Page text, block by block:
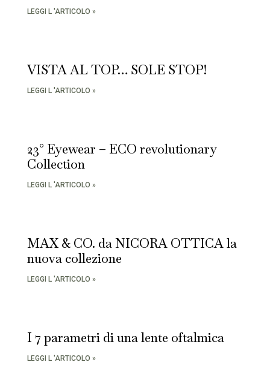
LEGGI L 'ARTICOLO »
VISTA AL TOP… SOLE STOP!
LEGGI L 'ARTICOLO »
23° Eyewear – ECO revolutionary
Collection
LEGGI L 'ARTICOLO »
MAX & CO. da NICORA OTTICA la
nuova collezione
LEGGI L 'ARTICOLO »
I 7 parametri di una lente oftalmica
LEGGI L 'ARTICOLO »